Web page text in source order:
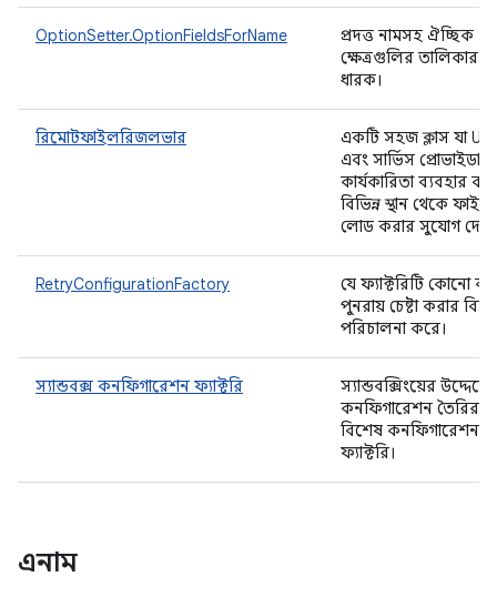
OptionSetter.OptionFieldsForName
প্রদত্ত নামসহ ঐচ্ছিক
ক্ষেত্রগুলির তালিকার
ধারক।
রিমোটফাইলরিজলভার
একটি সহজ ক্লাস যা URI
এবং সার্ভিস প্রোভাইডার
কার্যকারিতা ব্যবহার
বিভিন্ন স্থান থেকে ফাইল
লোড করার সুযোগ দেয়।
RetryConfigurationFactory
যে ফ্যাক্টরিটি কোনো
পুনরায় চেষ্টা করার
পরিচালনা করে।
স্যান্ডবক্স কনফিগারেশন ফ্যাক্টরি
স্যান্ডবক্সিংয়ের উদ্দেশ্যে
কনফিগারেশন তৈরির
বিশেষ কনফিগারেশন
ফ্যাক্টরি।
এনাম